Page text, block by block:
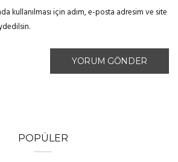
kullanılması için adım, e-posta adresim ve site
POPÜLER